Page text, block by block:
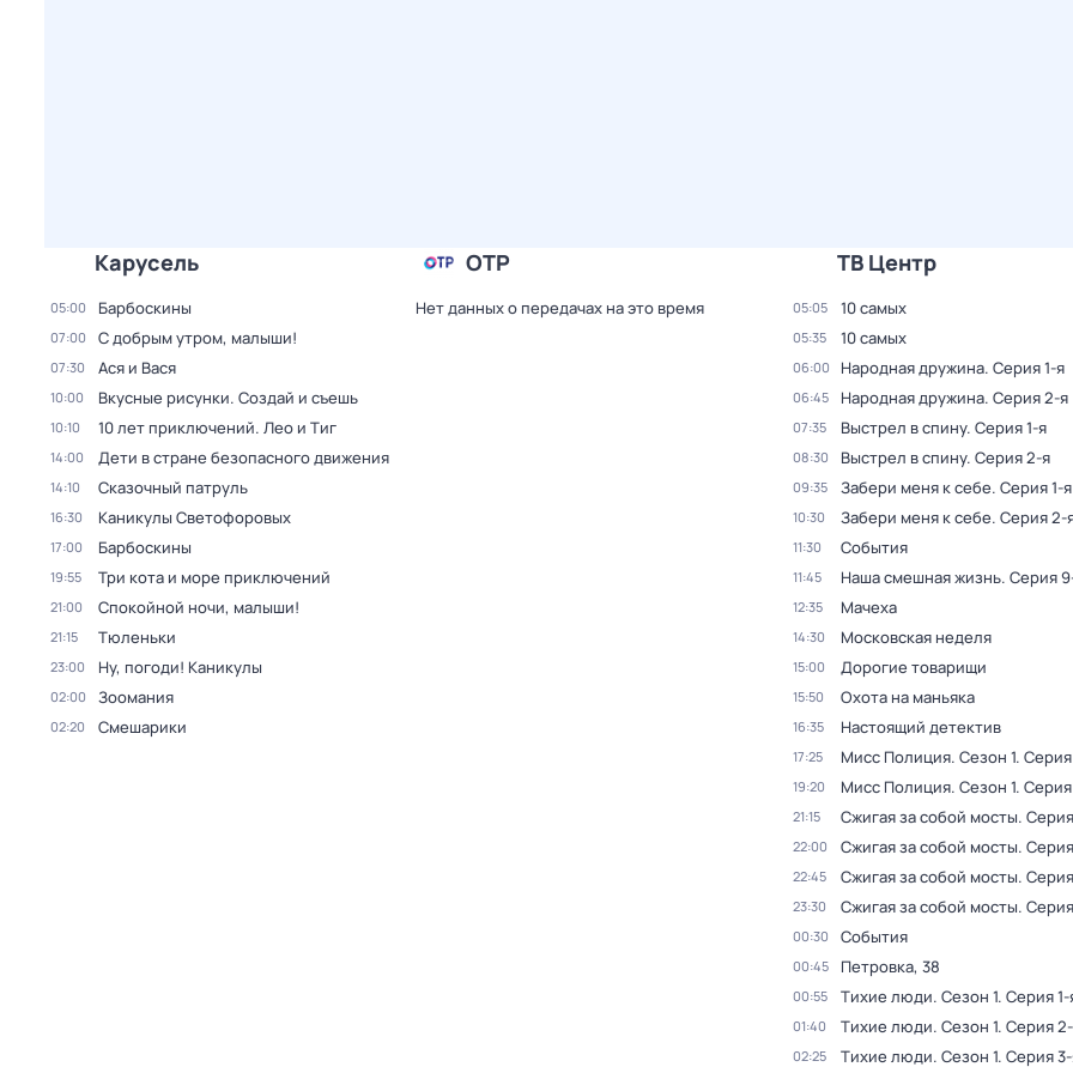
Карусель
05:00 Барбоскины
07:00 С добрым утром, малыши!
07:30 Ася и Вася
10:00 Вкусные рисунки. Создай и съешь
10:10 10 лет приключений. Лео и Тиг
14:00 Дети в стране безопасного движения
14:10 Сказочный патруль
16:30 Каникулы Светофоровых
17:00 Барбоскины
19:55 Три кота и море приключений
21:00 Спокойной ночи, малыши!
21:15 Тюленьки
23:00 Ну, погоди! Каникулы
02:00 Зоомания
02:20 Смешарики
ОТР
Нет данных о передачах на это время
ТВ Центр
05:05 10 самых
05:35 10 самых
06:00 Народная дружина. Серия 1-я
06:45 Народная дружина. Серия 2-я
07:35 Выстрел в спину. Серия 1-я
08:30 Выстрел в спину. Серия 2-я
09:35 Забери меня к себе. Серия 1-я
10:30 Забери меня к себе. Серия 2-
11:30 События
11:45 Наша смешная жизнь. Серия
12:35 Мачеха
14:30 Московская неделя
15:00 Дорогие товарищи
15:50 Охота на маньяка
16:35 Настоящий детектив
17:25 Мисс Полиция. Сезон 1. Серия
19:20 Мисс Полиция. Сезон 1.
21:15 Сжигая за собой мосты.
22:00 Сжигая за собой мосты.
22:45 Сжигая за собой мосты.
23:30 Сжигая за собой мосты.
00:30 События
00:45 Петровка, 38
00:55 Тихие люди. Сезон 1. Серия 1-
01:40 Тихие люди. Сезон 1. Серия
02:25 Тихие люди. Сезон 1. Серия